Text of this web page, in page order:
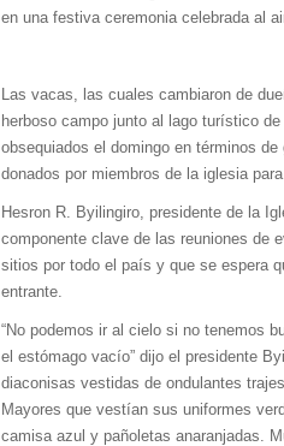
en una festiva ceremonia celebrada al
Las vacas, las cuales cambiaron de
herboso campo junto al lago turístico
obsequiados el domingo en términos
donados por miembros de la iglesia
Hesron R. Byilingiro, presidente de la
componente clave de las reuniones de
sitios por todo el país y que se espera
entrante.
“No podemos ir al cielo si no tenemos
el estómago vacío” dijo el presidente
diaconisas vestidas de ondulantes
Mayores que vestían sus uniformes
camisa azul y pañoletas anaranjadas.